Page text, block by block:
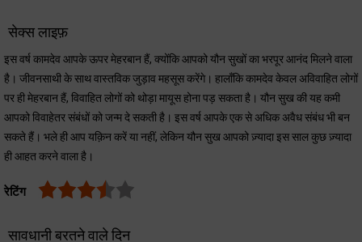
सेक्स लाइफ़
इस वर्ष कामदेव आपके ऊपर मेहरबान हैं, क्योंकि आपको यौन सुखों का भरपूर आनंद मिलने वाला
है। जीवनसाथी के साथ वास्तविक जुड़ाव महसूस करेंगे। हालाँकि कामदेव केवल अविवाहित लोगों
पर ही मेहरबान हैं, विवाहित लोगों को थोड़ा मायूस होना पड़ सकता है। यौन सुख की यह कमी
आपको विवाहेतर संबंधों को जन्म दे सकती है। इस वर्ष आपके एक से अधिक अवैध संबंध भी बन
सकते हैं। भले ही आप यक़िन करें या नहीं, लेकिन यौन सुख आपको ज़्यादा इस साल कुछ ज़्यादा
ही आहत करने वाला है।
रेटिंग
सावधानी बरतने वाले दिन